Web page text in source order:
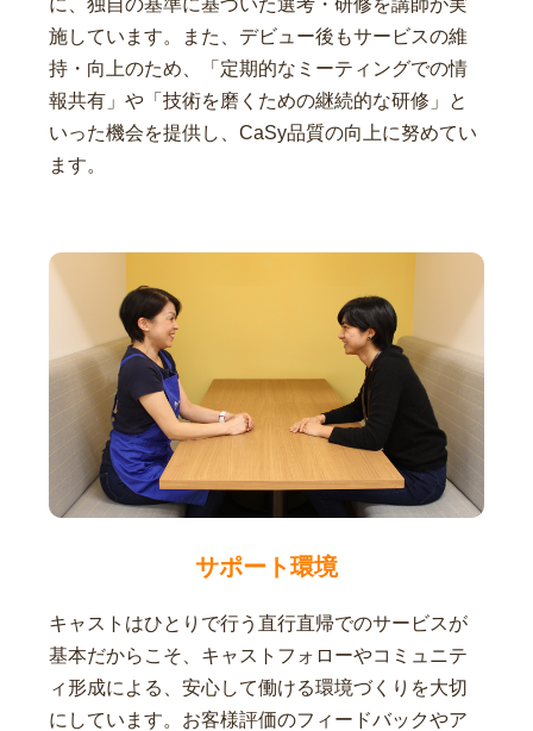
に、独自の基準に基づいた選考・研修を講師が実
施しています。また、デビュー後もサービスの維
持・向上のため、「定期的なミーティングでの情
報共有」や「技術を磨くための継続的な研修」と
いった機会を提供し、CaSy品質の向上に努めてい
ます。
サポート環境
キャストはひとりで行う直行直帰でのサービスが
基本だからこそ、キャストフォローやコミュニテ
ィ形成による、安心して働ける環境づくりを大切
にしています。お客様評価のフィードバックやア